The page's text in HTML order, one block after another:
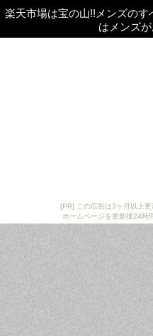
[PR] この広告は3ヶ月以上更
ホームページを更新後24時
楽天市場は宝の山!!メンズのす
はメンズ